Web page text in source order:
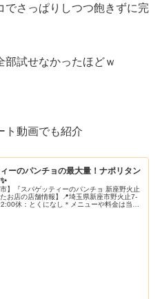
でさっぱりしつつ飽きずに完
部試せなかったほどｗ
ト動画でも紹介
ーのパンチョの最大量！ナポリタン
市】『スパゲッティーのパンチョ 新座野火止
お店の店舗情報】📍埼玉県新座市野火止7-
休：とくになし＊メニューや料金は当時